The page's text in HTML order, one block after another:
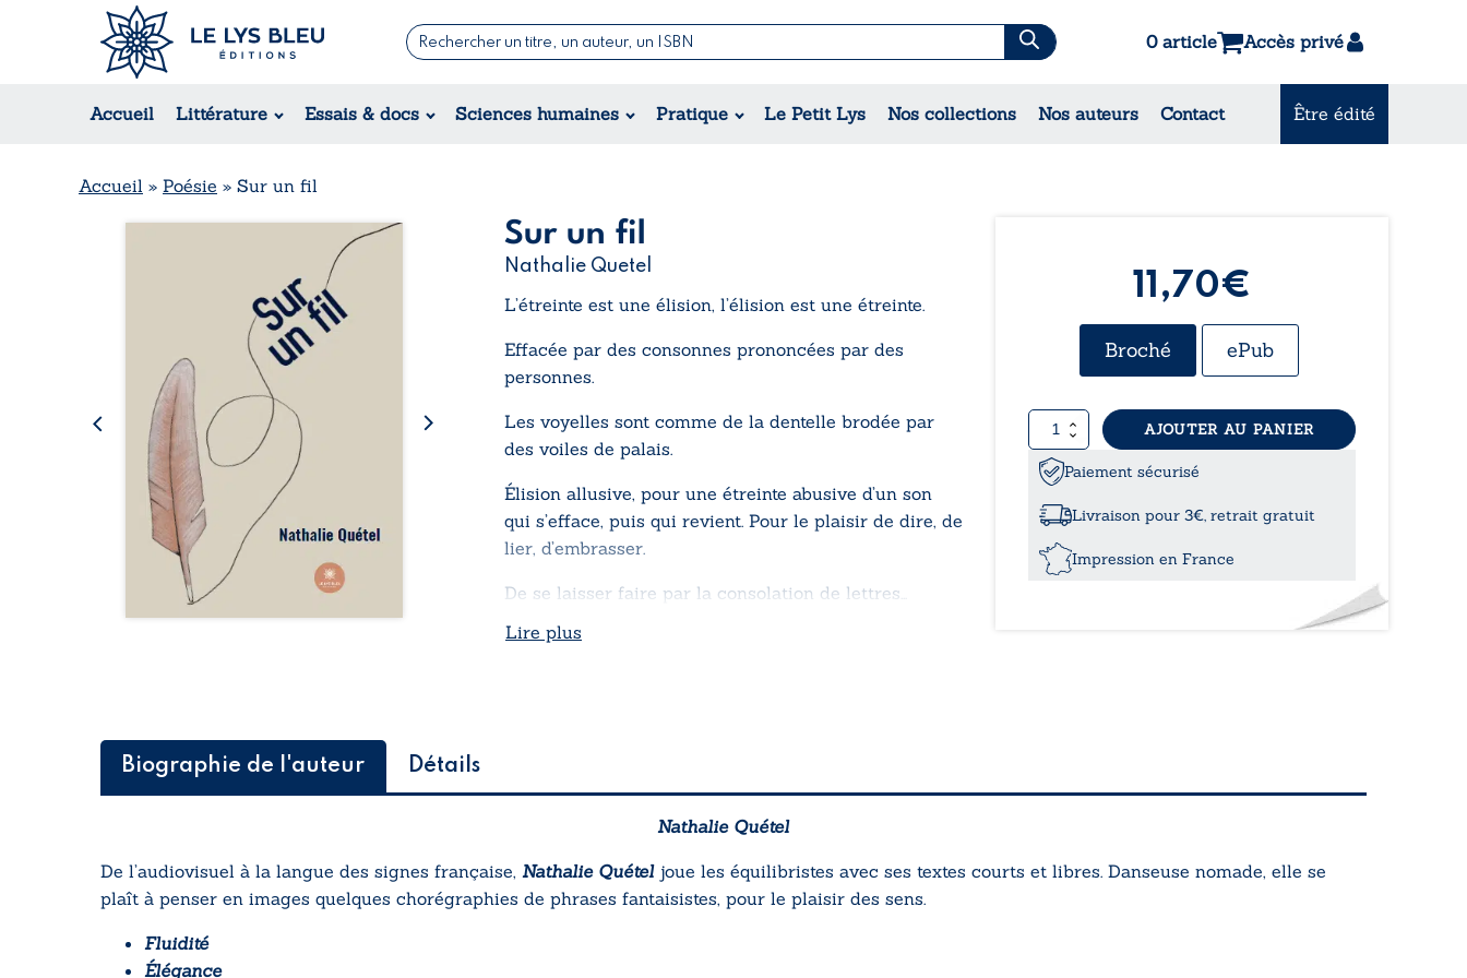
0 article Accès privé
Accueil Littérature Essais & docs Sciences humaines Pratique Le Petit Lys Nos collections Nos auteurs Contact Être édité
Romans
Suspense / Thriller / Policier
Romance
Jeunesse
Nouvelles & Contes
Théâtre
Accueil » Poésie » Sur un fil
Sur un fil
Nathalie Quetel
L’étreinte est une élision, l’élision est une étreinte.
Effacée par des consonnes prononcées par des
personnes.
Les voyelles sont comme de la dentelle brodée par
des voiles de palais.
Élision allusive, pour une étreinte abusive d’un son
qui s’efface, puis qui revient. Pour le plaisir de dire, de
lier, d’embrasser.
De se laisser faire par la consolation de lettres…
Lire plus
11,70€
Broché ePub
quantité
de
Sur
fil
AJOUTER AU PANIER
Paiement sécurisé
Livraison pour 3€, retrait gratuit
Impression en France
Biographie de l'auteur Détails
Nathalie Quétel
De l’audiovisuel à la langue des signes française, Nathalie Quételjoue les équilibristes avec ses textes courts et libres. Danseuse nomade, elle se
plaît à penser en images quelques chorégraphies de phrases fantaisistes, pour le plaisir des sens.
Fluidité
Élégance